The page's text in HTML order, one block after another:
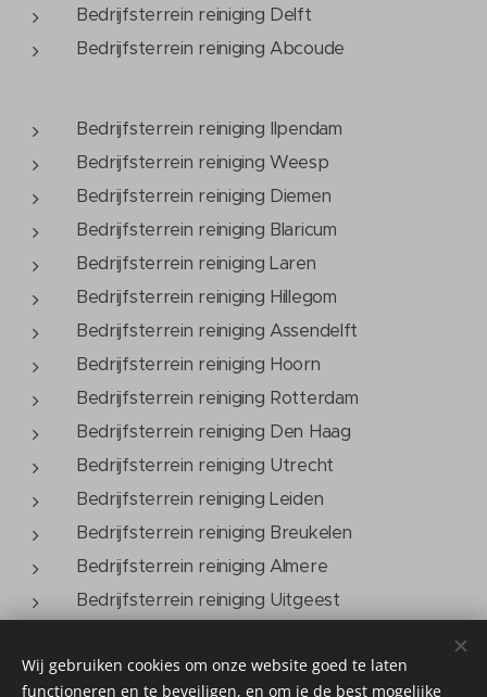
Bedrijfsterrein reiniging Delft
Bedrijfsterrein reiniging Abcoude
Bedrijfsterrein reiniging Ilpendam
Bedrijfsterrein reiniging Weesp
Bedrijfsterrein reiniging Diemen
Bedrijfsterrein reiniging Blaricum
Bedrijfsterrein reiniging Laren
Bedrijfsterrein reiniging Hillegom
Bedrijfsterrein reiniging Assendelft
Bedrijfsterrein reiniging Hoorn
Bedrijfsterrein reiniging Rotterdam
Bedrijfsterrein reiniging Den Haag
Bedrijfsterrein reiniging Utrecht
Bedrijfsterrein reiniging Leiden
Bedrijfsterrein reiniging Breukelen
Bedrijfsterrein reiniging Almere
Bedrijfsterrein reiniging Uitgeest
Wij gebruiken cookies om onze website goed te laten
functioneren en te beveiligen, en om je de best mogelijke